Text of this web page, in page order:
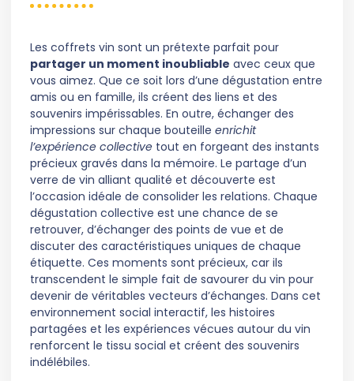
Les coffrets vin sont un prétexte parfait pour
partager un moment inoubliable avec ceux que
vous aimez. Que ce soit lors d’une dégustation entre
amis ou en famille, ils créent des liens et des
souvenirs impérissables. En outre, échanger des
impressions sur chaque bouteille enrichit
l’expérience collective tout en forgeant des instants
précieux gravés dans la mémoire. Le partage d’un
verre de vin alliant qualité et découverte est
l’occasion idéale de consolider les relations. Chaque
dégustation collective est une chance de se
retrouver, d’échanger des points de vue et de
discuter des caractéristiques uniques de chaque
étiquette. Ces moments sont précieux, car ils
transcendent le simple fait de savourer du vin pour
devenir de véritables vecteurs d’échanges. Dans cet
environnement social interactif, les histoires
partagées et les expériences vécues autour du vin
renforcent le tissu social et créent des souvenirs
indélébiles.